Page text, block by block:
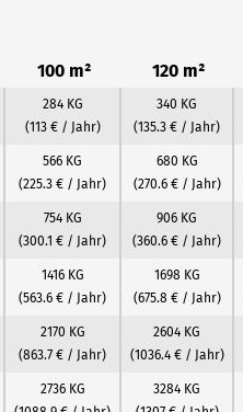
100 m² 120 m²
284 KG
(113 € / Jahr)
340 KG
(135.3 € / Jahr)
566 KG
(225.3 € / Jahr)
680 KG
(270.6 € / Jahr)
754 KG
(300.1 € / Jahr)
906 KG
(360.6 € / Jahr)
1416 KG
(563.6 € / Jahr)
1698 KG
(675.8 € / Jahr)
2170 KG
(863.7 € / Jahr)
2604 KG
(1036.4 € / Jahr)
2736 KG
3284 KG